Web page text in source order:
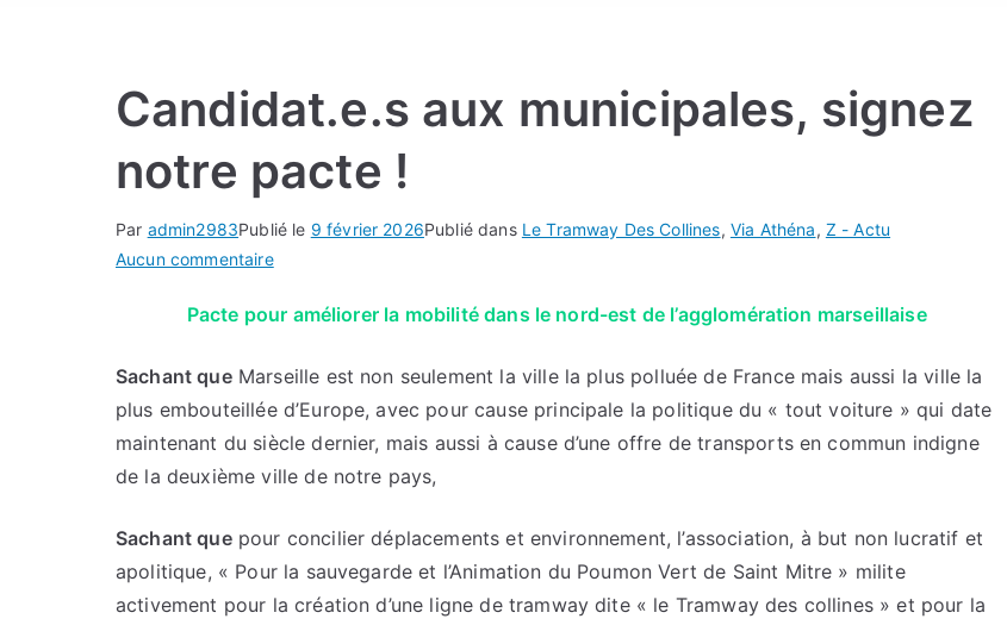
Candidat.e.s aux municipales, signez
notre pacte !
Par admin2983Publié le 9 février 2026Publié dans Le Tramway Des Collines, Via Athéna, Z - Actu
Aucun commentairesur
aux
signez
notre
pacte
!
Pacte pour améliorer la mobilité dans le nord-est de l’agglomération marseillaise
Sachant queMarseille est non seulement la ville la plus polluée de France mais aussi la ville la
plus embouteillée d’Europe, avec pour cause principale la politique du « tout voiture » qui date
maintenant du siècle dernier, mais aussi à cause d’une offre de transports en commun indigne
de la deuxième ville de notre pays,
Sachant quepour concilier déplacements et environnement, l’association, à but non lucratif et
apolitique, « Pour la sauvegarde et l’Animation du Poumon Vert de Saint Mitre » milite
activement pour la création d’une ligne de tramway dite « le Tramway des collines » et pour la